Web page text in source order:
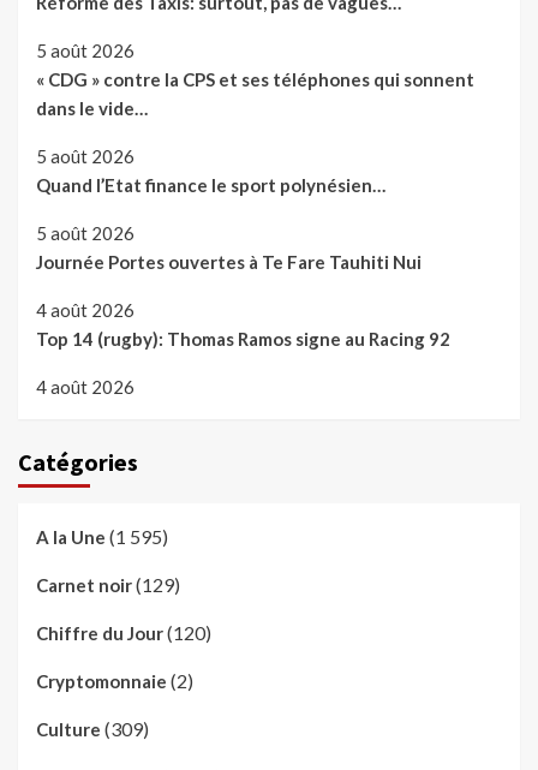
5 août 2026
« CDG » contre la CPS et ses téléphones qui sonnent
dans le vide…
5 août 2026
Quand l’Etat finance le sport polynésien…
5 août 2026
Journée Portes ouvertes à Te Fare Tauhiti Nui
4 août 2026
Top 14 (rugby): Thomas Ramos signe au Racing 92
4 août 2026
Catégories
A la Une (1 595)
Carnet noir(129)
Chiffre du Jour(120)
Cryptomonnaie (2)
Culture (309)